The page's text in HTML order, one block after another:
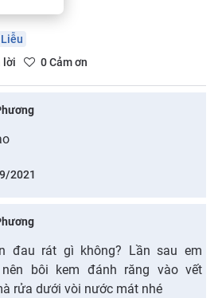
Liễu
lời 0Cảm ơn
2021
đau rát gì không? Lần sau em
nên bôi kem đánh răng vào vết
rửa dưới vòi nước mát nhé